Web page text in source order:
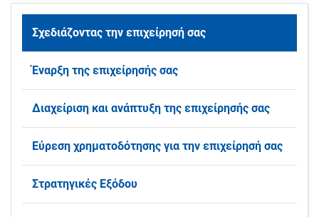
Σχεδιάζοντας την επιχείρησή σας
Έναρξη της επιχείρησής σας
Διαχείριση και ανάπτυξη της επιχείρησής σας
Εύρεση χρηματοδότησης για την επιχείρησή σας
Στρατηγικές Εξόδου